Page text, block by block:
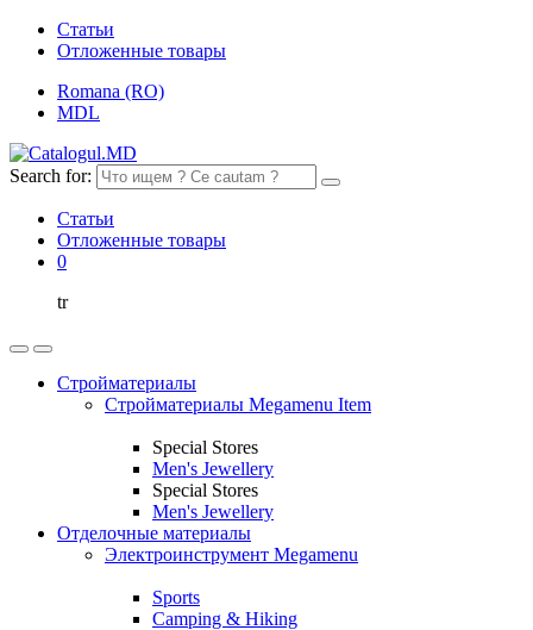
Статьи
Отложенные товары
Romana (RO)
MDL
Search for:
Статьи
Отложенные товары
0
tr
Стройматериалы
Стройматериалы Megamenu Item
Special Stores
Men's Jewellery
Special Stores
Men's Jewellery
Отделочные материалы
Электроинструмент Megamenu
Sports
Camping & Hiking